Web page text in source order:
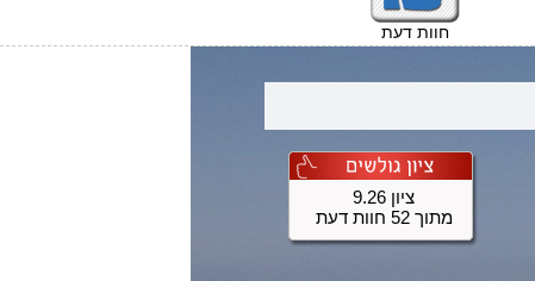
חוות דעת
ציון 9.26
מתוך 52 חוות דעת